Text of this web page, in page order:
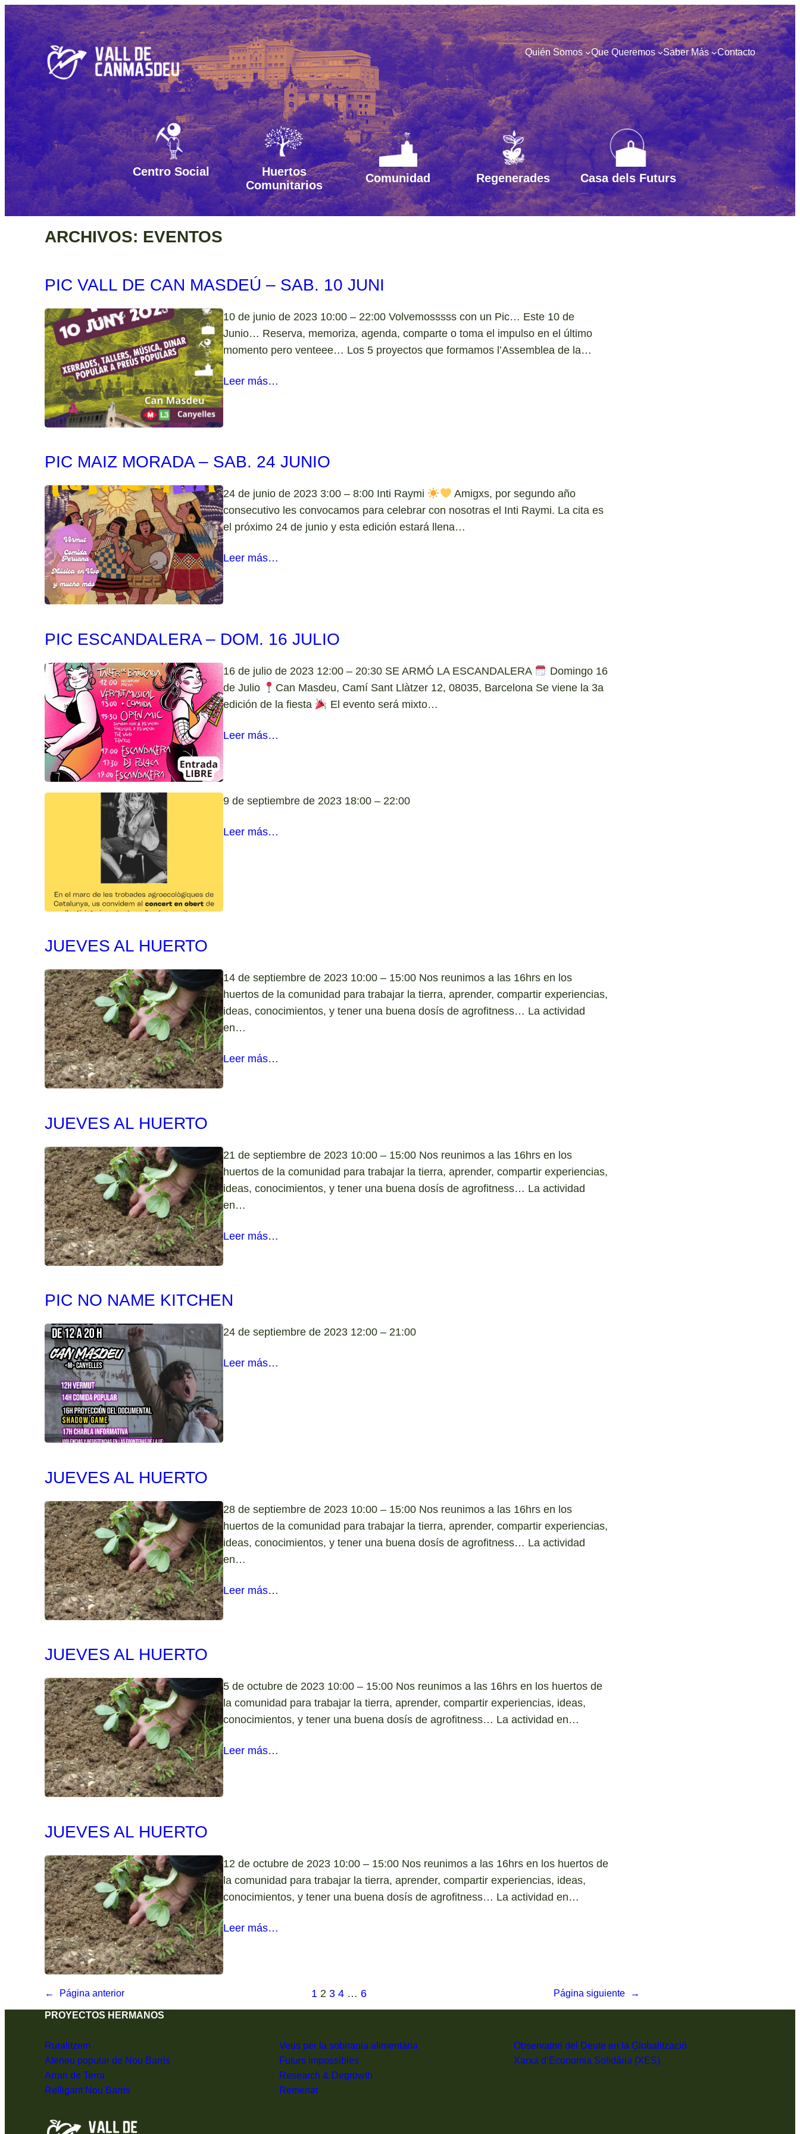
Saltar
al
contenido
Quién Somos Que Queremos Saber Más Contacto
Centro Social
Huertos
Comunitarios
Comunidad Regenerades Casa dels Futurs
ARCHIVOS: EVENTOS
PIC VALL DE CAN MASDEÚ – SAB. 10 JUNI
10 de junio de 2023 10:00 – 22:00 Volvemosssss con un Pic… Este 10 de
Junio… Reserva, memoriza, agenda, comparte o toma el impulso en el último
momento pero venteee… Los 5 proyectos que formamos l’Assemblea de la…
Leer más…
PIC MAIZ MORADA – SAB. 24 JUNIO
24 de junio de 2023 3:00 – 8:00 Inti Raymi
Amigxs, por segundo año
consecutivo les convocamos para celebrar con nosotras el Inti Raymi. La cita es
el próximo 24 de junio y esta edición estará llena…
Leer más…
PIC ESCANDALERA – DOM. 16 JULIO
16 de julio de 2023 12:00 – 20:30 SE ARMÓ LA ESCANDALERA
Domingo 16
de Julio
Can Masdeu, Camí Sant Llàtzer 12, 08035, Barcelona Se viene la 3a
edición de la fiesta
El evento será mixto…
Leer más…
9 de septiembre de 2023 18:00 – 22:00
Leer más…
JUEVES AL HUERTO
14 de septiembre de 2023 10:00 – 15:00 Nos reunimos a las 16hrs en los
huertos de la comunidad para trabajar la tierra, aprender, compartir experiencias,
ideas, conocimientos, y tener una buena dosís de agrofitness… La actividad
en…
Leer más…
JUEVES AL HUERTO
21 de septiembre de 2023 10:00 – 15:00 Nos reunimos a las 16hrs en los
huertos de la comunidad para trabajar la tierra, aprender, compartir experiencias,
ideas, conocimientos, y tener una buena dosís de agrofitness… La actividad
en…
Leer más…
PIC NO NAME KITCHEN
24 de septiembre de 2023 12:00 – 21:00
Leer más…
JUEVES AL HUERTO
28 de septiembre de 2023 10:00 – 15:00 Nos reunimos a las 16hrs en los
huertos de la comunidad para trabajar la tierra, aprender, compartir experiencias,
ideas, conocimientos, y tener una buena dosís de agrofitness… La actividad
en…
Leer más…
JUEVES AL HUERTO
5 de octubre de 2023 10:00 – 15:00 Nos reunimos a las 16hrs en los huertos de
la comunidad para trabajar la tierra, aprender, compartir experiencias, ideas,
conocimientos, y tener una buena dosís de agrofitness… La actividad en…
Leer más…
JUEVES AL HUERTO
12 de octubre de 2023 10:00 – 15:00 Nos reunimos a las 16hrs en los huertos de
la comunidad para trabajar la tierra, aprender, compartir experiencias, ideas,
conocimientos, y tener una buena dosís de agrofitness… La actividad en…
Leer más…
← Página anterior 1 2 3 4 … 6 Página siguiente →
PROYECTOS HERMANOS
Ruralitzem
Ateneu popular de Nou Barris
Arran de Terra
Relligant Nou Barris
Veus per la sobirania alimentària
Futurs impossibles
Research & Degrowth
Remenat
Observatori del Deute en la Globalització
Xarxa d’Economia Solidària (XES)